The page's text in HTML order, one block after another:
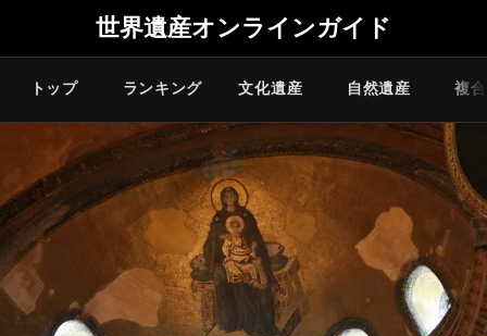
世界遺産オンラインガイド
トップ ランキング 文化遺産 自然遺産 複